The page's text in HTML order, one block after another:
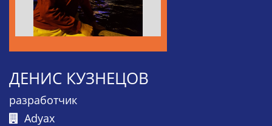
ДЕНИС КУЗНЕЦОВ
разработчик
Adyax